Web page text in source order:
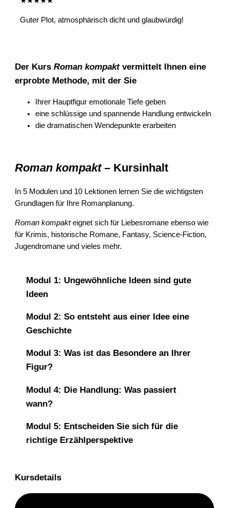
Guter Plot, atmosphärisch dicht und glaubwürdig!
Der KursRoman kompaktvermittelt Ihnen eine
erprobte Methode, mit der Sie
Ihrer Hauptfigur emotionale Tiefe geben
eine schlüssige und spannende Handlung entwickeln
die dramatischen Wendepunkte erarbeiten
Roman kompakt– Kursinhalt
In 5 Modulen und 10 Lektionen lernen Sie die wichtigsten
Grundlagen für Ihre Romanplanung.
Roman kompakteignet sich für Liebesromane ebenso wie
für Krimis, historische Romane, Fantasy, Science-Fiction,
Jugendromane und vieles mehr.
Modul 1: Ungewöhnliche Ideen sind gute
Ideen
Modul 2: So entsteht aus einer Idee eine
Geschichte
Modul 3: Was ist das Besondere an Ihrer
Figur?
Modul 4: Die Handlung: Was passiert
wann?
Modul 5: Entscheiden Sie sich für die
richtige Erzählperspektive
Kursdetails